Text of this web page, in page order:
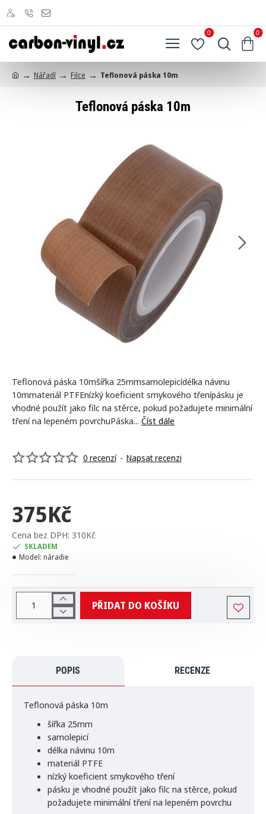
0 0
Nářadí Filce Teflonová páska 10m
Teflonová páska 10m
Teflonová páska 10mšířka 25mmsamolepicídélka návinu
10mmateriál PTFEnízký koeficient smykového třenípásku je
vhodné použít jako filc na stěrce, pokud požadujete minimální
tření na lepeném povrchuPáska... Číst dále
0 recenzí - Napsat recenzi
375Kč
Cena bez DPH: 310Kč
SKLADEM
Model: náradie
PŘIDAT DO KOŠÍKU
POPIS RECENZE
Teflonová páska 10m
šířka 25mm
samolepicí
délka návinu 10m
materiál PTFE
nízký koeficient smykového tření
pásku je vhodné použít jako filc na stěrce, pokud
požadujete minimální tření na lepeném povrchu